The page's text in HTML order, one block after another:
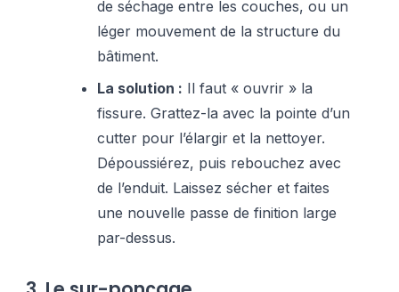
de séchage entre les couches, ou un
léger mouvement de la structure du
bâtiment.
La solution : Il faut « ouvrir » la
fissure. Grattez-la avec la pointe d’un
cutter pour l’élargir et la nettoyer.
Dépoussiérez, puis rebouchez avec
de l’enduit. Laissez sécher et faites
une nouvelle passe de finition large
par-dessus.